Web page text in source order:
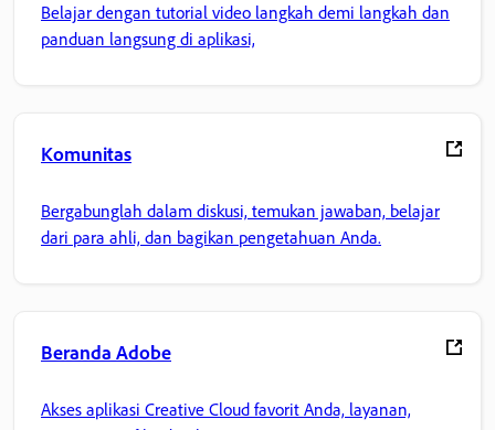
Belajar dengan tutorial video langkah demi langkah dan
panduan langsung di aplikasi,
Komunitas
Bergabunglah dalam diskusi, temukan jawaban, belajar
dari para ahli, dan bagikan pengetahuan Anda.
Beranda Adobe
Akses aplikasi Creative Cloud favorit Anda, layanan,